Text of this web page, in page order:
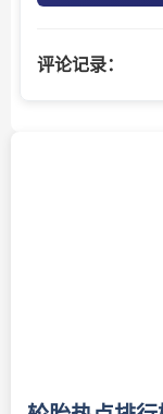
评论记录：